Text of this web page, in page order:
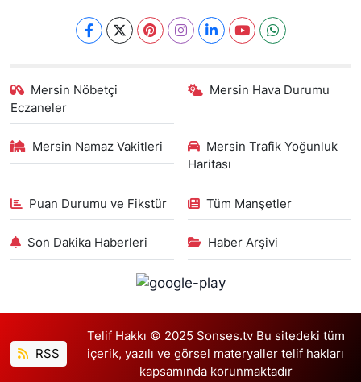
Mersin Nöbetçi
Eczaneler
Mersin Hava Durumu
Mersin Namaz Vakitleri
Mersin Trafik Yoğunluk
Haritası
Puan Durumu ve Fikstür Tüm Manşetler
Son Dakika Haberleri Haber Arşivi
RSS
Telif Hakkı © 2025 Sonses.tv Bu sitedeki tüm
içerik, yazılı ve görsel materyaller telif hakları
kapsamında korunmaktadır